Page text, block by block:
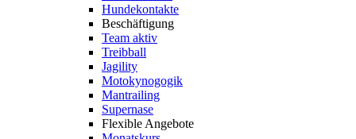
Hundekontakte
Beschäftigung
Team aktiv
Treibball
Jagility
Motokynogogik
Mantrailing
Supernase
Flexible Angebote